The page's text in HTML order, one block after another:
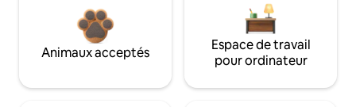
Animaux acceptés
Espace de travail
pour ordinateur